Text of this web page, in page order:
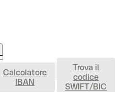
IBAN
Calcolatore
IBAN
Trova il
codice
SWIFT/BIC